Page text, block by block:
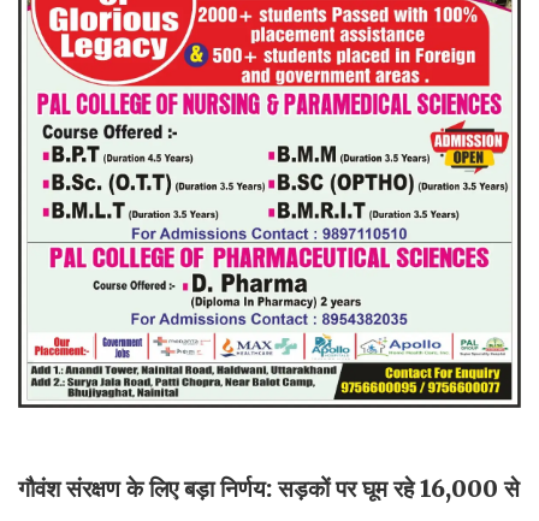
गौवंश संरक्षण के लिए बड़ा निर्णय: सड़कों पर घूम रहे 16,000 से